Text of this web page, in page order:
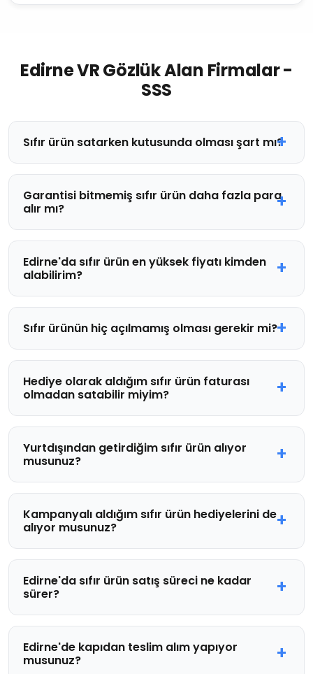
Edirne VR Gözlük Alan Firmalar -
SSS
Sıfır ürün satarken kutusunda olması şart mı?
Garantisi bitmemiş sıfır ürün daha fazla para
alır mı?
Edirne'da sıfır ürün en yüksek fiyatı kimden
alabilirim?
Sıfır ürünün hiç açılmamış olması gerekir mi?
Hediye olarak aldığım sıfır ürün faturası
olmadan satabilir miyim?
Yurtdışından getirdiğim sıfır ürün alıyor
musunuz?
Kampanyalı aldığım sıfır ürün hediyelerini de
alıyor musunuz?
Edirne'da sıfır ürün satış süreci ne kadar
sürer?
Edirne'de kapıdan teslim alım yapıyor
musunuz?